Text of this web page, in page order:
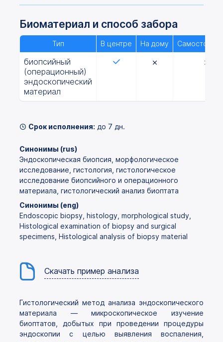
Биоматериал и способ забора
Тип В центре На дому
биопсийный
(операционный)
эндоскопический
материал
Срок исполнения: до 7 дн.
Синонимы (rus)
Эндоскопическая биопсия, морфологическое
исследование, гистология, гистологическое
исследование биопсийного и операционного
материала, гистологический анализ биоптата
Синонимы (eng)
Endoscopic biopsy, histology, morphological study,
Histological examination of biopsy and surgical
specimens, Histological analysis of biopsy material
Скачать пример анализа
Гистологический метод анализа эндоскопического
материала — микроскопическое изучение
биоптатов, добытых при проведении процедуры
эндоскопии с целью выявления воспаления,